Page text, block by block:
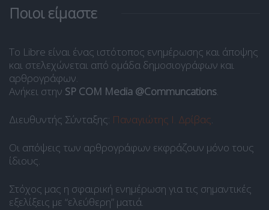
Ποιοι είμαστε
Το Libre είναι ένας ιστότοπος ενημέρωσης και άποψης
και στελεχώνεται από ομάδα δημοσιογράφων και
αρθρογράφων.
Ανήκει στην SP COM Media @Communcations.
Διευθυντής Σύνταξης: Παναγιώτης Ι. Δρίβας.
Οι απόψεις των αρθρογράφων εκφράζουν μόνο τους
ίδιους.
Στόχος μας η σφαιρική ενημέρωση για τις σημαντικές
εξελίξεις με “ελεύθερη” ματιά.